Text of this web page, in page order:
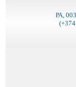
РА,